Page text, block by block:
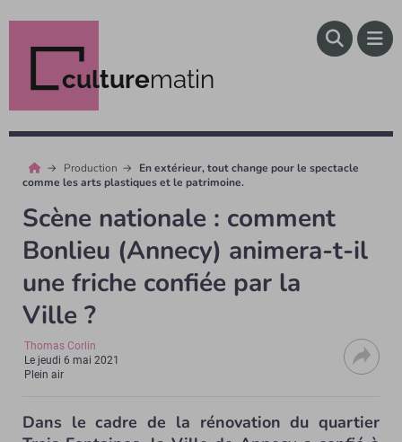
culturematin
Production
En extérieur, tout change pour le spectacle
comme les arts plastiques et le patrimoine.
Scène nationale : comment
Bonlieu (Annecy) animera-t-il
une friche confiée par la
Ville ?
Thomas Corlin
Le jeudi 6 mai 2021
Plein air
Dans le cadre de la rénovation du quartier